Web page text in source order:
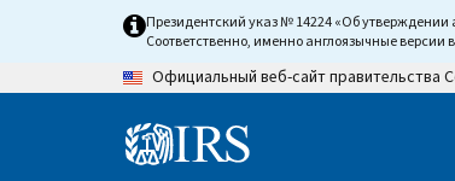
content
Президентский указ № 14224 «Об
Соответственно, именно англоязычные
Официальный веб-сайт правительства
Information